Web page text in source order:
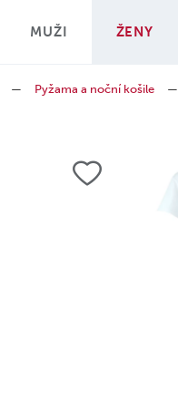
MUŽI ŽENY
— Pyžama a noční košile —